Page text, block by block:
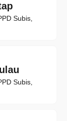
Subis,
Subis,